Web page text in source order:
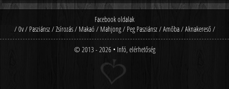
Facebook oldalak
/0v/ Pasziánsz/Zsírozás/ Makaó/ Mahjong/ Peg Pasziánsz/Amőba/Aknakereső/
© 2013 - 2026 • Infó, elérhetőség